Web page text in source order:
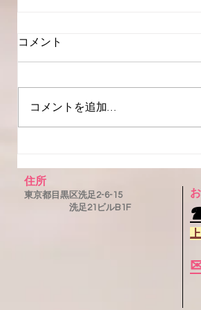
挑戦！
コメント
コメントを追加…
住所
東京都目黒区洗足2-6-15
洗足21ビルB1F